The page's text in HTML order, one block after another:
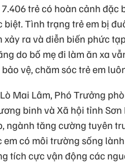
trẻ có hoàn cảnh đặc
biệt. Tình trạng trẻ em bị
xảy ra và diễn biến phức
do bố mẹ đi làm ăn xa
vệ, chăm sóc trẻ em
Mai Lâm, Phó Trưởng
binh và Xã hội tỉnh
ngành tăng cường tuyên
em có môi trường sống
tích cực vận động các